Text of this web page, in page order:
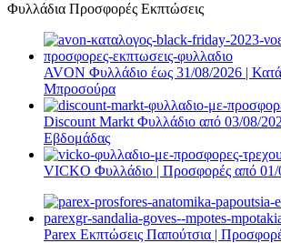
Φυλλάδια Προσφορές Εκπτώσεις
AVON Φυλλάδιο έως 31/08/2026 |
Μπροσούρα
Discount Markt Φυλλάδιο από 03/08/
Εβδομάδας
VICKO Φυλλάδιο | Προσφορές από 01/
Parex Εκπτώσεις Παπούτσια |